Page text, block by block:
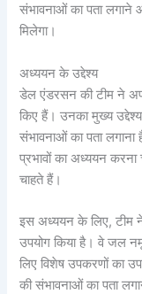
संभावनाओं का पता लगाने
मिलेगा।
अध्ययन के उद्देश्य
डेल एंडरसन की टीम ने
किए हैं। उनका मुख्य
संभावनाओं का पता
प्रभावों का अध्ययन
चाहते हैं।
इस अध्ययन के लिए, टीम
उपयोग किया है। वे जल
लिए विशेष उपकरणों का
की संभावनाओं का पता